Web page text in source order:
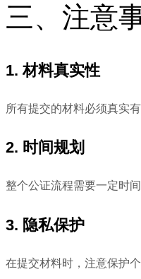
三、注意
1. 材料真实性
所有提交的材料必须真实
2. 时间规划
整个公证流程需要一定时
3. 隐私保护
在提交材料时，注意保护